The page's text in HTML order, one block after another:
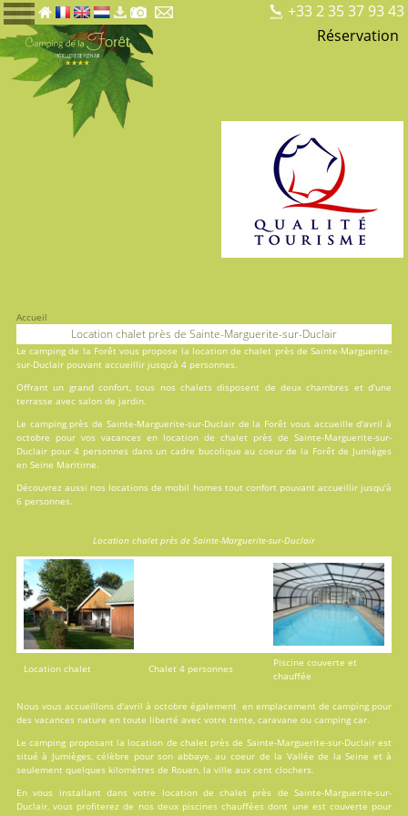
+33 2 35 37 93 43
Réservation
Accueil
Location chalet près de Sainte-Marguerite-sur-Duclair
Lecamping de la Forêtvous propose la location de chalet près de Sainte-Marguerite-
sur-Duclair pouvant accueillir jusqu'à 4 personnes.
Offrant un grand confort, tous nos chalets disposent de deux chambres et d'une
terrasse avec salon de jardin.
Le camping près de Sainte-Marguerite-sur-Duclair de la Forêt vous accueille d'avril à
octobre pour vos vacances en location de chalet près de Sainte-Marguerite-sur-
Duclair pour 4 personnes dans un cadre bucolique au coeur de la Forêt de Jumièges
en Seine Maritime.
Découvrez aussi nos locations de mobil homestout confort pouvant accueillir jusqu'à
6 personnes.
Location chalet près de Sainte-Marguerite-sur-Duclair
Location chalet Chalet 4 personnes
Piscine couverte et
chauffée
Nous vous accueillons d'avril à octobre également en emplacement de camping pour
des vacances nature en toute liberté avec votre tente, caravane ou camping car.
Le camping proposant la location de chalet près de Sainte-Marguerite-sur-Duclair est
situé à Jumièges, célèbre pour son abbaye, au coeur de la Vallée de la Seine et à
seulement quelques kilomètres de Rouen, la ville aux cent clochers.
En vous installant dans votre location de chalet près de Sainte-Marguerite-sur-
Duclair, vous profiterez de nos deux piscines chauffées dont une est couverte pour